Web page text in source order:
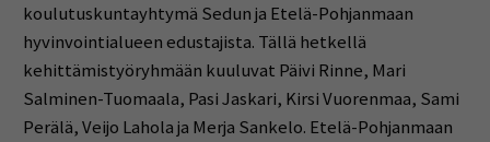
koulutuskuntayhtymä Sedun ja Etelä-Pohjanmaan
hyvinvointialueen edustajista. Tällä hetkellä
kehittämistyöryhmään kuuluvat Päivi Rinne, Mari
Salminen-Tuomaala, Pasi Jaskari, Kirsi Vuorenmaa, Sami
Perälä, Veijo Lahola ja Merja Sankelo. Etelä-Pohjanmaan